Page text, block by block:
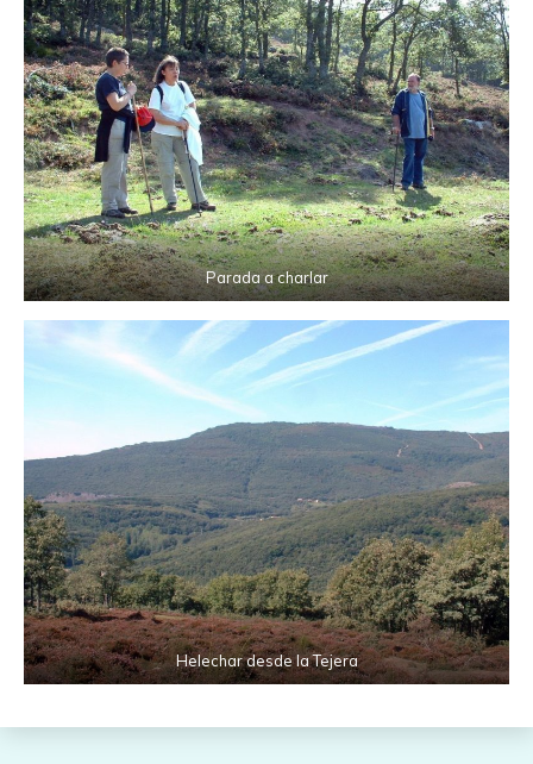
Parada a charlar
Helechar desde la Tejera